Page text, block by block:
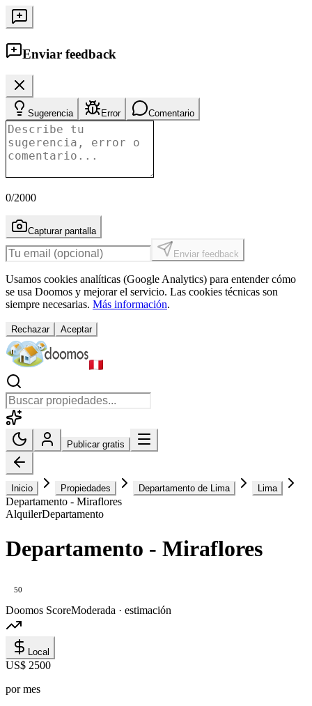
Enviar feedback
Sugerencia Error Comentario
0/2000
Capturar pantalla
Enviar feedback
Usamos cookies analíticas (Google Analytics) para entender cómo
se usa Doomos y mejorar el servicio. Las cookies técnicas son
siempre necesarias. Más información.
Rechazar Aceptar
Publicar gratis
Inicio Propiedades Departamento de Lima Lima
Departamento - Miraflores
AlquilerDepartamento
Departamento - Miraflores
50
Doomos ScoreModerada · estimación
Local
US$ 2500
por mes